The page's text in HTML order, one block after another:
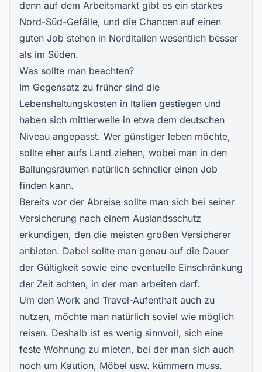
denn auf dem Arbeitsmarkt gibt es ein starkes
Nord-Süd-Gefälle, und die Chancen auf einen
guten Job stehen in Norditalien wesentlich besser
als im Süden.
Was sollte man beachten?
Im Gegensatz zu früher sind die
Lebenshaltungskosten in Italien gestiegen und
haben sich mittlerweile in etwa dem deutschen
Niveau angepasst. Wer günstiger leben möchte,
sollte eher aufs Land ziehen, wobei man in den
Ballungsräumen natürlich schneller einen Job
finden kann.
Bereits vor der Abreise sollte man sich bei seiner
Versicherung nach einem Auslandsschutz
erkundigen, den die meisten großen Versicherer
anbieten. Dabei sollte man genau auf die Dauer
der Gültigkeit sowie eine eventuelle Einschränkung
der Zeit achten, in der man arbeiten darf.
Um den Work and Travel-Aufenthalt auch zu
nutzen, möchte man natürlich soviel wie möglich
reisen. Deshalb ist es wenig sinnvoll, sich eine
feste Wohnung zu mieten, bei der man sich auch
noch um Kaution, Möbel usw. kümmern muss.